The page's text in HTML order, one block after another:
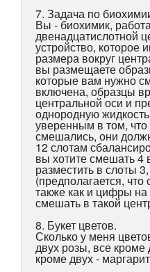
7. Задача по
Вы - биохимик,
двенадцатислотной
устройство, которое
размера вокруг
вы размещаете
которые вам нужно
включена, образцы
центральной оси и
однородную
уверенным в том,
смешались, они
12 слотам
вы хотите смешать 4
разместить в слоты
(предполагается,
также как и цифры
смешать в такой
8. Букет цветов.
Сколько у меня
двух розы, все
кроме двух -